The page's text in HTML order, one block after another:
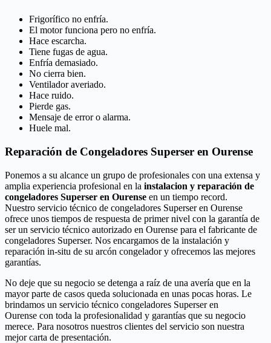
Frigorífico no enfría.
El motor funciona pero no enfría.
Hace escarcha.
Tiene fugas de agua.
Enfría demasiado.
No cierra bien.
Ventilador averiado.
Hace ruido.
Pierde gas.
Mensaje de error o alarma.
Huele mal.
Reparación de Congeladores Superser en Ourense
Ponemos a su alcance un grupo de profesionales con una extensa y
amplia experiencia profesional en la instalacion y reparación de
congeladores Superser en Ourense en un tiempo record.
Nuestro servicio técnico de congeladores Superser en Ourense
ofrece unos tiempos de respuesta de primer nivel con la garantía de
ser un servicio técnico autorizado en Ourense para el fabricante de
congeladores Superser. Nos encargamos de la instalación y
reparación in-situ de su arcón congelador y ofrecemos las mejores
garantías.
No deje que su negocio se detenga a raíz de una avería que en la
mayor parte de casos queda solucionada en unas pocas horas. Le
brindamos un servicio técnico congeladores Superser en
Ourense con toda la profesionalidad y garantías que su negocio
merece. Para nosotros nuestros clientes del servicio son nuestra
mejor carta de presentación.